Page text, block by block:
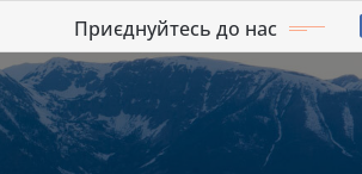
Приєднуйтесь до нас